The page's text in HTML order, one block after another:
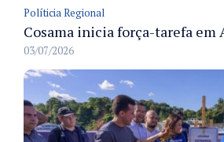
Políticia Regional
03/07/2026